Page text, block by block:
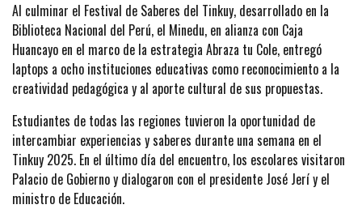
Al culminar el Festival de Saberes del Tinkuy, desarrollado en la
Biblioteca Nacional del Perú, el Minedu, en alianza con Caja
Huancayo en el marco de la estrategia Abraza tu Cole, entregó
laptops a ocho instituciones educativas como reconocimiento a la
creatividad pedagógica y al aporte cultural de sus propuestas.
Estudiantes de todas las regiones tuvieron la oportunidad de
intercambiar experiencias y saberes durante una semana en el
Tinkuy 2025. En el último día del encuentro, los escolares visitaron
Palacio de Gobierno y dialogaron con el presidente José Jerí y el
ministro de Educación.